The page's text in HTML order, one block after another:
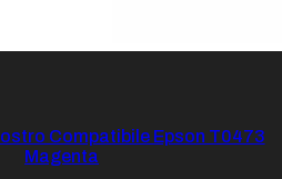
Compatibile Epson T0473
Magenta